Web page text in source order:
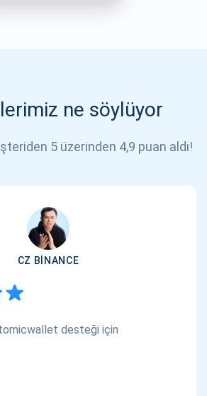
ne söylüyor
5 üzerinden 4,9 puan aldı!
CZ BINANCE
desteği için